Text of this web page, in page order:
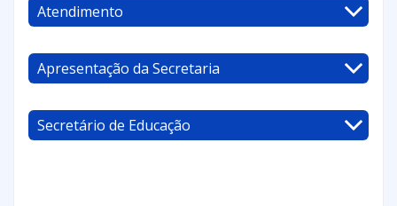
Atendimento
Apresentação da Secretaria
Secretário de Educação